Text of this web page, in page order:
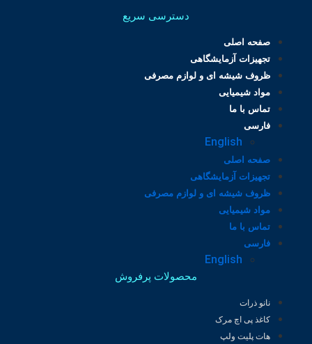
دسترسی سریع
صفحه اصلی
تجهیزات آزمایشگاهی
ظروف شیشه ای و لوازم مصرفی
مواد شیمیایی
تماس با ما
فارسی
English
صفحه اصلی
تجهیزات آزمایشگاهی
ظروف شیشه ای و لوازم مصرفی
مواد شیمیایی
تماس با ما
فارسی
English
محصولات پرفروش
نانو ذرات
کاغذ پی اچ مرک
هات پلیت ولپ